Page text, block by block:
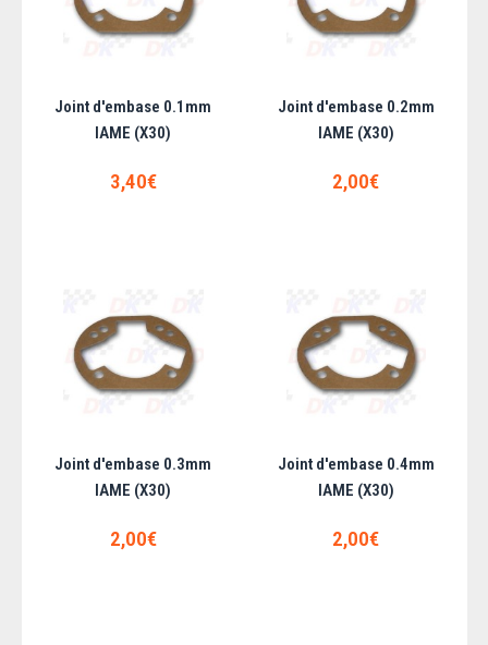
Cylindre complet IAME (X30)
AJOUTER AU PANIER
Joint d'embase 0.1mm
IAME (X30)
3,40€
Joint d'embase 0.2mm
IAME (X30)
2,00€
Joint d'embase 0.3mm
IAME (X30)
2,00€
Joint d'embase 0.4mm
IAME (X30)
2,00€